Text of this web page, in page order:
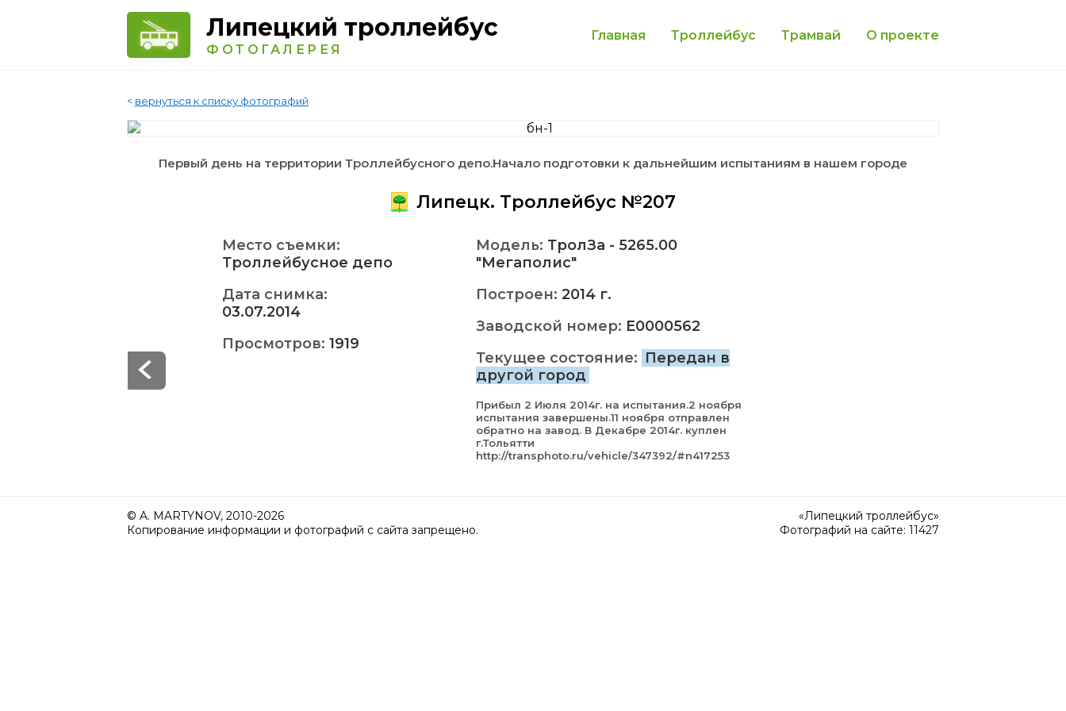
Липецкий троллейбус
ФОТОГАЛЕРЕЯ
Главная Троллейбус Трамвай О проекте
< вернуться к списку фотографий
Первый день на территории Троллейбусного депо.Начало подготовки к дальнейшим испытаниям в нашем городе
Липецк. Троллейбус №207
Место съемки:
Троллейбусное депо
Дата снимка:
03.07.2014
Просмотров: 1919
Модель: ТролЗа - 5265.00
"Мегаполис"
Построен: 2014 г.
Заводской номер: E0000562
Текущее состояние: Передан в
другой город
Прибыл 2 Июля 2014г. на испытания.2 ноября
испытания завершены.11 ноября отправлен
обратно на завод. В Декабре 2014г. куплен
г.Тольятти
http://transphoto.ru/vehicle/347392/#n417253
© A. MARTYNOV, 2010-2026
Копирование информации и фотографий с сайта запрещено.
«Липецкий троллейбус»
Фотографий на сайте: 11427